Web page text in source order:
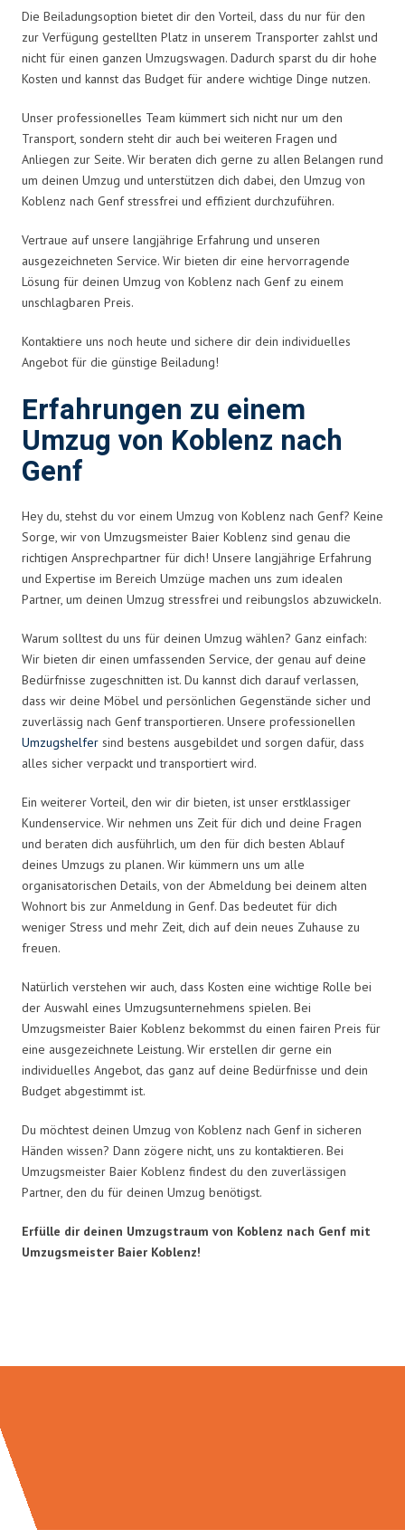
Die Beiladungsoption bietet dir den Vorteil, dass du nur für den
zur Verfügung gestellten Platz in unserem Transporter zahlst und
nicht für einen ganzen Umzugswagen. Dadurch sparst du dir hohe
Kosten und kannst das Budget für andere wichtige Dinge nutzen.
Unser professionelles Team kümmert sich nicht nur um den
Transport, sondern steht dir auch bei weiteren Fragen und
Anliegen zur Seite. Wir beraten dich gerne zu allen Belangen rund
um deinen Umzug und unterstützen dich dabei, den Umzug von
Koblenz nach Genf stressfrei und effizient durchzuführen.
Vertraue auf unsere langjährige Erfahrung und unseren
ausgezeichneten Service. Wir bieten dir eine hervorragende
Lösung für deinen Umzug von Koblenz nach Genf zu einem
unschlagbaren Preis.
Kontaktiere uns noch heute und sichere dir dein individuelles
Angebot für die günstige Beiladung!
Erfahrungen zu einem
Umzug von Koblenz nach
Genf
Hey du, stehst du vor einem Umzug von Koblenz nach Genf? Keine
Sorge, wir von Umzugsmeister Baier Koblenz sind genau die
richtigen Ansprechpartner für dich! Unsere langjährige Erfahrung
und Expertise im Bereich Umzüge machen uns zum idealen
Partner, um deinen Umzug stressfrei und reibungslos abzuwickeln.
Warum solltest du uns für deinen Umzug wählen? Ganz einfach:
Wir bieten dir einen umfassenden Service, der genau auf deine
Bedürfnisse zugeschnitten ist. Du kannst dich darauf verlassen,
dass wir deine Möbel und persönlichen Gegenstände sicher und
zuverlässig nach Genf transportieren. Unsere professionellen
Umzugshelfer sind bestens ausgebildet und sorgen dafür, dass
alles sicher verpackt und transportiert wird.
Ein weiterer Vorteil, den wir dir bieten, ist unser erstklassiger
Kundenservice. Wir nehmen uns Zeit für dich und deine Fragen
und beraten dich ausführlich, um den für dich besten Ablauf
deines Umzugs zu planen. Wir kümmern uns um alle
organisatorischen Details, von der Abmeldung bei deinem alten
Wohnort bis zur Anmeldung in Genf. Das bedeutet für dich
weniger Stress und mehr Zeit, dich auf dein neues Zuhause zu
freuen.
Natürlich verstehen wir auch, dass Kosten eine wichtige Rolle bei
der Auswahl eines Umzugsunternehmens spielen. Bei
Umzugsmeister Baier Koblenz bekommst du einen fairen Preis für
eine ausgezeichnete Leistung. Wir erstellen dir gerne ein
individuelles Angebot, das ganz auf deine Bedürfnisse und dein
Budget abgestimmt ist.
Du möchtest deinen Umzug von Koblenz nach Genf in sicheren
Händen wissen? Dann zögere nicht, uns zu kontaktieren. Bei
Umzugsmeister Baier Koblenz findest du den zuverlässigen
Partner, den du für deinen Umzug benötigst.
Erfülle dir deinen Umzugstraum von Koblenz nach Genf mit
Umzugsmeister Baier Koblenz!